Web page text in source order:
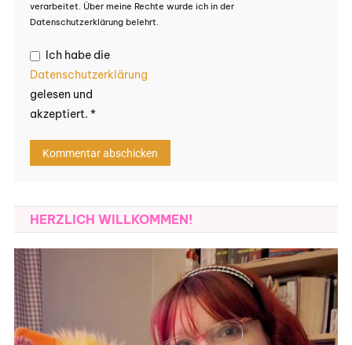
verarbeitet. Über meine Rechte wurde ich in der
Datenschutzerklärung belehrt.
Ich habe die
Datenschutzerklärung
gelesen und
akzeptiert. *
HERZLICH WILLKOMMEN!